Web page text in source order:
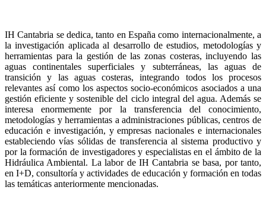
IH Cantabria se dedica, tanto en España como internacionalmente, a
la investigación aplicada al desarrollo de estudios, metodologías y
herramientas para la gestión de las zonas costeras, incluyendo las
aguas continentales superficiales y subterráneas, las aguas de
transición y las aguas costeras, integrando todos los procesos
relevantes así como los aspectos socio-económicos asociados a una
gestión eficiente y sostenible del ciclo integral del agua. Además se
interesa enormemente por la transferencia del conocimiento,
metodologías y herramientas a administraciones públicas, centros de
educación e investigación, y empresas nacionales e internacionales
estableciendo vías sólidas de transferencia al sistema productivo y
por la formación de investigadores y especialistas en el ámbito de la
Hidráulica Ambiental. La labor de IH Cantabria se basa, por tanto,
en I+D, consultoría y actividades de educación y formación en todas
las temáticas anteriormente mencionadas.